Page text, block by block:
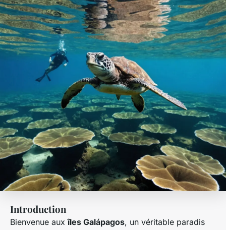
Introduction
Bienvenue auxîles Galápagos, un véritable paradis